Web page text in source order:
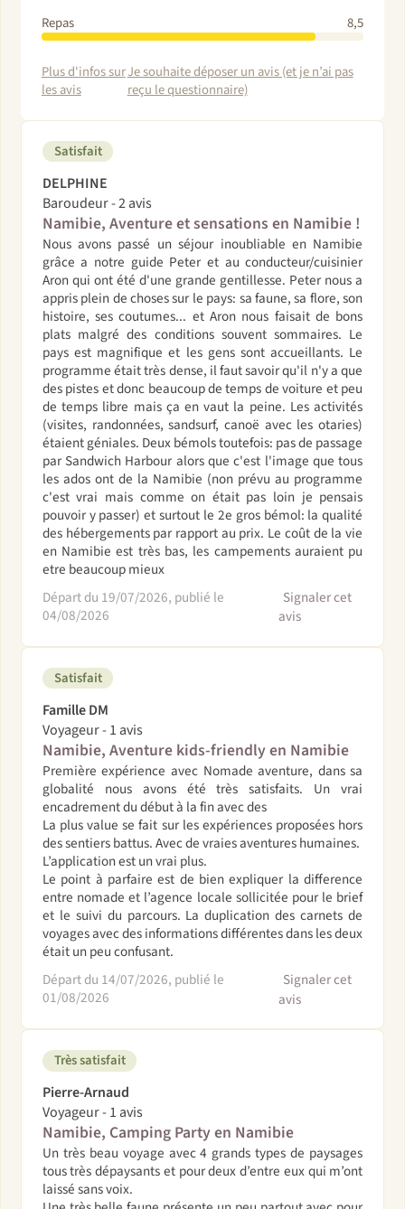
Repas 8,5
Plus d'infos sur
les avis
Je souhaite déposer un avis (et je n’ai pas
reçu le questionnaire)
Satisfait
DELPHINE
Baroudeur - 2 avis
Namibie, Aventure et sensations en Namibie !
Nous avons passé un séjour inoubliable en Namibie
grâce a notre guide Peter et au conducteur/cuisinier
Aron qui ont été d'une grande gentillesse. Peter nous a
appris plein de choses sur le pays: sa faune, sa flore, son
histoire, ses coutumes... et Aron nous faisait de bons
plats malgré des conditions souvent sommaires. Le
pays est magnifique et les gens sont accueillants. Le
programme était très dense, il faut savoir qu'il n'y a que
des pistes et donc beaucoup de temps de voiture et peu
de temps libre mais ça en vaut la peine. Les activités
(visites, randonnées, sandsurf, canoë avec les otaries)
étaient géniales. Deux bémols toutefois: pas de passage
par Sandwich Harbour alors que c'est l'image que tous
les ados ont de la Namibie (non prévu au programme
c'est vrai mais comme on était pas loin je pensais
pouvoir y passer) et surtout le 2e gros bémol: la qualité
des hébergements par rapport au prix. Le coût de la vie
en Namibie est très bas, les campements auraient pu
etre beaucoup mieux
Départ du 19/07/2026, publié le
04/08/2026
Signaler cet
avis
Satisfait
Famille DM
Voyageur - 1 avis
Namibie, Aventure kids-friendly en Namibie
Première expérience avec Nomade aventure, dans sa
globalité nous avons été très satisfaits. Un vrai
encadrement du début à la fin avec des
La plus value se fait sur les expériences proposées hors
des sentiers battus. Avec de vraies aventures humaines.
L’application est un vrai plus.
Le point à parfaire est de bien expliquer la difference
entre nomade et l’agence locale sollicitée pour le brief
et le suivi du parcours. La duplication des carnets de
voyages avec des informations différentes dans les deux
était un peu confusant.
Départ du 14/07/2026, publié le
01/08/2026
Signaler cet
avis
Très satisfait
Pierre-Arnaud
Voyageur - 1 avis
Namibie, Camping Party en Namibie
Un très beau voyage avec 4 grands types de paysages
tous très dépaysants et pour deux d’entre eux qui m’ont
laissé sans voix.